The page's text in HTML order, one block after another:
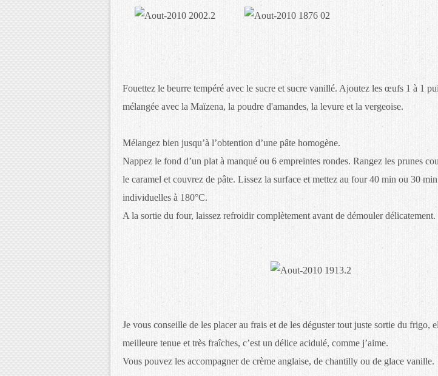
Fouettez le beurre tempéré avec le sucre et sucre vanillé. Ajoutez les œufs 1 à 1
mélangée avec la Maïzena, la poudre d'amandes, la levure et la vergeoise.
Mélangez bien jusqu’à l’obtention d’une pâte homogène.
Nappez le fond d’un plat à manqué ou 6 empreintes rondes. Rangez les prunes
le caramel et couvrez de pâte. Lissez la surface et mettez au four 40 min ou 30
individuelles à 180°C.
A la sortie du four, laissez refroidir complètement avant de démouler délicatement.
Je vous conseille de les placer au frais et de les déguster tout juste sortie du frigo,
meilleure tenue et très fraîches, c’est un délice acidulé, comme j’aime.
Vous pouvez les accompagner de crème anglaise, de chantilly ou de glace vanille.